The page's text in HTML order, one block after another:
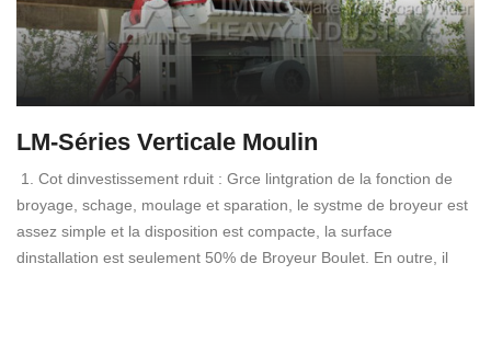
LM-Séries Verticale Moulin
1. Cot dinvestissement rduit : Grce lintgration de la fonction de
broyage, schage, moulage et sparation, le systme de broyeur est
assez simple et la disposition est compacte, la surface
dinstallation est seulement 50% de Broyeur Boulet. En outre, il